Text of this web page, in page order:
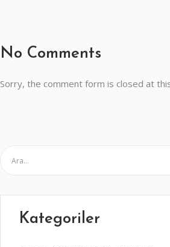
No Comments
Sorry, the comment form is closed at
Kategoriler